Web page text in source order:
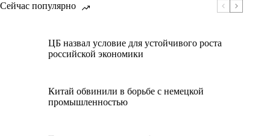
Сейчас популярно
ЦБ назвал условие для устойчивого роста
российской экономики
Китай обвинили в борьбе с немецкой
промышленностью